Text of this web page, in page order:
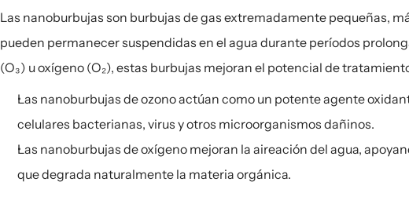
Las nanoburbujas son burbujas de gas extremadamente pequeñas,
pueden permanecer suspendidas en el agua durante períodos
(O₃) u oxígeno (O₂), estas burbujas mejoran el potencial de
Las nanoburbujas de ozono actúan como un potente agente
celulares bacterianas, virus y otros microorganismos dañinos.
Las nanoburbujas de oxígeno mejoran la aireación del agua,
que degrada naturalmente la materia orgánica.